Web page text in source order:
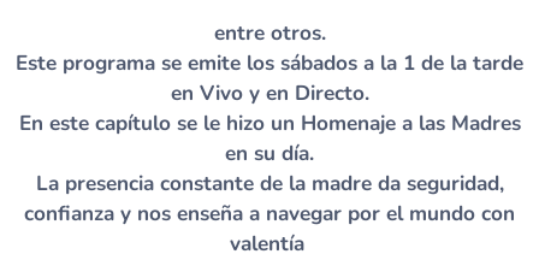
entre otros.
Este programa se emite los sábados a la 1 de la tarde
en Vivo y en Directo.
En este capítulo se le hizo un Homenaje a las Madres
en su día.
La presencia constante de la madre da seguridad,
confianza y nos enseña a navegar por el mundo con
valentía